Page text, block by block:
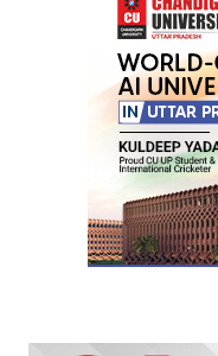
Your E-mail*
Submit Comment